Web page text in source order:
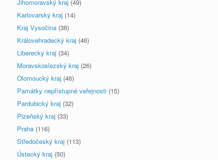
Jihomoravský kraj (49)
Karlovarský kraj (14)
Kraj Vysočina (36)
Královehradecký kraj (46)
Liberecký kraj (34)
Moravskoslezský kraj (26)
Olomoucký kraj (46)
Památky nepřístupné veřejnosti (15)
Pardubický kraj (32)
Plzeňský kraj (33)
Praha (116)
Středočeský kraj (113)
Ústecký kraj (50)